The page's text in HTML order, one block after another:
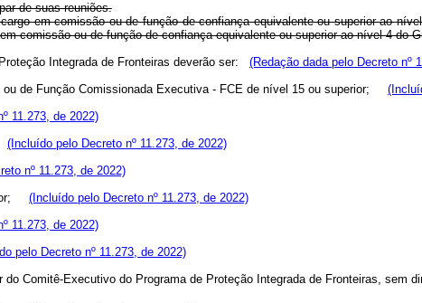
de suas reuniões.
em comissão ou de função de confiança equivalente ou superior ao
em comissão ou de função de confiança equivalente ou superior ao
Integrada de Fronteiras deverão ser:
(Redação dada pelo Decreto nº
de Função Comissionada Executiva - FCE de nível 15 ou superior;
11.273, de 2022)
(Incluído pelo Decreto nº 11.273, de 2022)
nº 11.273, de 2022)
(Incluído pelo Decreto nº 11.273, de 2022)
11.273, de 2022)
pelo Decreto nº 11.273, de 2022)
Comitê-Executivo do Programa de Proteção Integrada de Fronteiras, sem